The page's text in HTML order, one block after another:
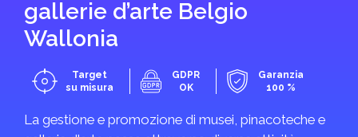
gallerie d’arte Belgio
Wallonia
Target
su misura
GDPR
OK
Garanzia
100 %
La gestione e promozione di musei, pinacoteche e